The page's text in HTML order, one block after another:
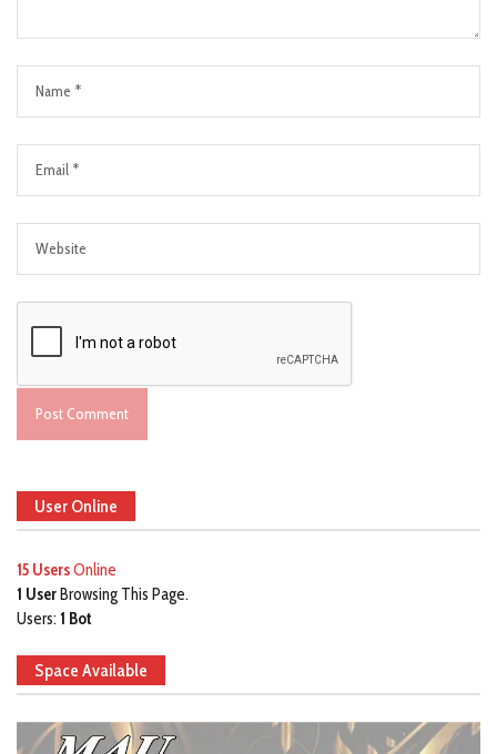
User Online
15 UsersOnline
1 UserBrowsing This Page.
Users: 1 Bot
Space Available